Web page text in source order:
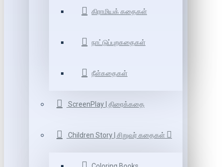
கிராமியக் கதைகள்
நாட்டுப்புறகதைகள்
நீள்கதைகள்
ScreenPlay | திரைக்கதை
Children Story | சிறுவர் கதைகள்